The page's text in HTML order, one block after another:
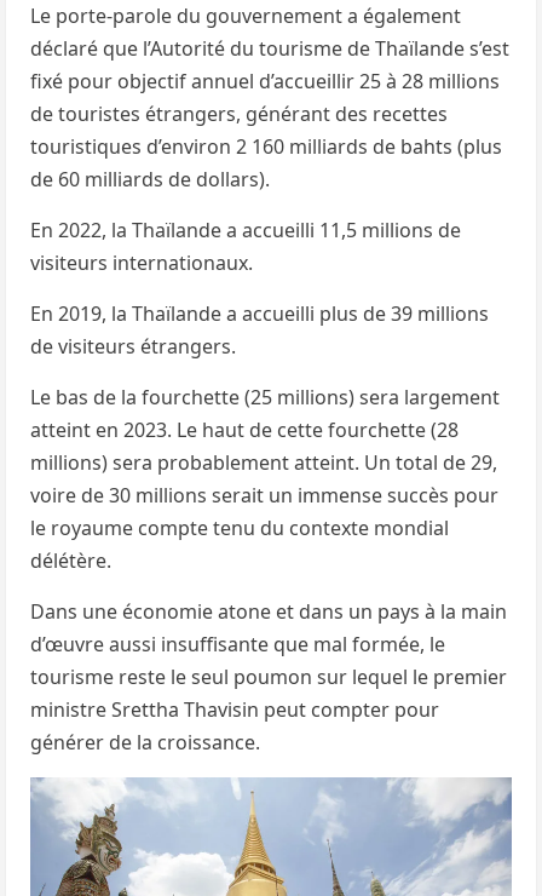
Le porte-parole du gouvernement a également
déclaré que l’Autorité du tourisme de Thaïlande s’est
fixé pour objectif annuel d’accueillir 25 à 28 millions
de touristes étrangers, générant des recettes
touristiques d’environ 2 160 milliards de bahts (plus
de 60 milliards de dollars).
En 2022, la Thaïlande a accueilli 11,5 millions de
visiteurs internationaux.
En 2019, la Thaïlande a accueilli plus de 39 millions
de visiteurs étrangers.
Le bas de la fourchette (25 millions) sera largement
atteint en 2023. Le haut de cette fourchette (28
millions) sera probablement atteint. Un total de 29,
voire de 30 millions serait un immense succès pour
le royaume compte tenu du contexte mondial
délétère.
Dans une économie atone et dans un pays à la main
d’œuvre aussi insuffisante que mal formée, le
tourisme reste le seul poumon sur lequel le premier
ministre Srettha Thavisin peut compter pour
générer de la croissance.